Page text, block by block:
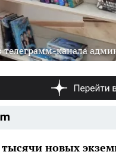
телеграмм-канала
новых